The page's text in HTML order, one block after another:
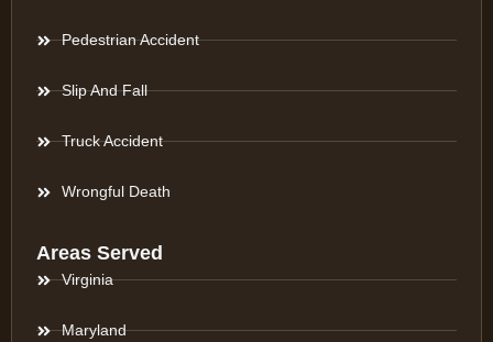
Pedestrian Accident
Slip And Fall
Truck Accident
Wrongful Death
Areas Served
Virginia
Maryland